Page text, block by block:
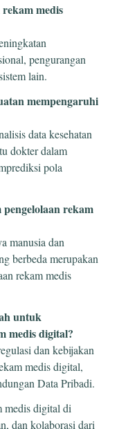
medis
pengurangan
lain.
mempengaruhi
data kesehatan
dokter dalam
pola
rekam
manusia dan
berbeda merupakan
rekam medis
untuk
medis digital?
dan kebijakan
medis digital,
Data Pribadi.
medis digital di
dan kolaborasi dari